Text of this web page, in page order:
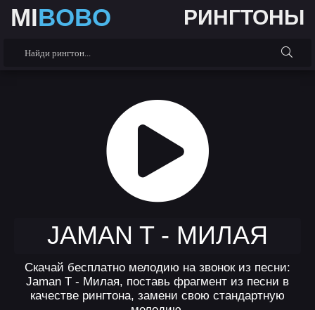
MIBOBO РИНГТОНЫ
JAMAN T - МИЛАЯ
Скачай бесплатно мелодию на звонок из песни:
Jaman T - Милая, поставь фрагмент из песни в
качестве рингтона, замени свою стандартную